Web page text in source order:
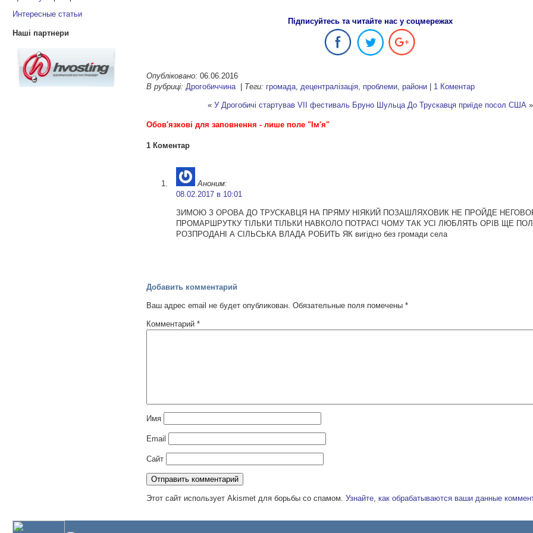
Интересные статьи
Наші партнери
Підписуйтесь та читайте нас у соцмережах
Опубліковано: 06.06.2016
В рубриці: Дрогобиччина | Теги: громада децентралізація проблеми ,райони | 1 Коментар
« У Дрогобичі стартував VII фестиваль Бруно Шульца До Трускавця приїде посол США »
Обов'язкові для заповнення - лише поле "Ім'я"
1 Коментар
Аноним:
08.02.2017 в 10:01
ЗИМОЮ З ОРОВА ДО ТРУСКАВЦЯ НА ПРЯМУ НІЯКИЙ ПОЗАШЛЯХОВИК НЕ ПРОЙДЕ
ПРОМАРШРУТКУ ТІЛЬКИ ТІЛЬКИ НАВКОЛО ПОТРАСІ ЧОМУ ТАК УСІ ЛЮБЛЯТЬ ОРІВ ЩЕ
РОЗПРОДАНІ А СІЛЬСЬКА ВЛАДА РОБИТЬ ЯК вигідно без громади села
Добавить комментарий
Ваш адрес email не будет опубликован. Обязательные поля помечены*
Комментарий*
Имя
Email
Сайт
Этот сайт использует Akismet для борьбы со спамом.Узнайте, как обрабатываются ваши данные